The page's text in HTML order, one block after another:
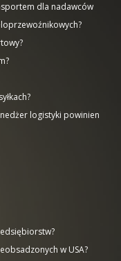
dla nadawców
logistyki powinien
w USA?